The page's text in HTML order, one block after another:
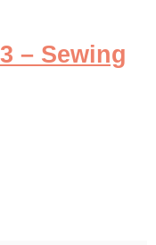
– Sewing